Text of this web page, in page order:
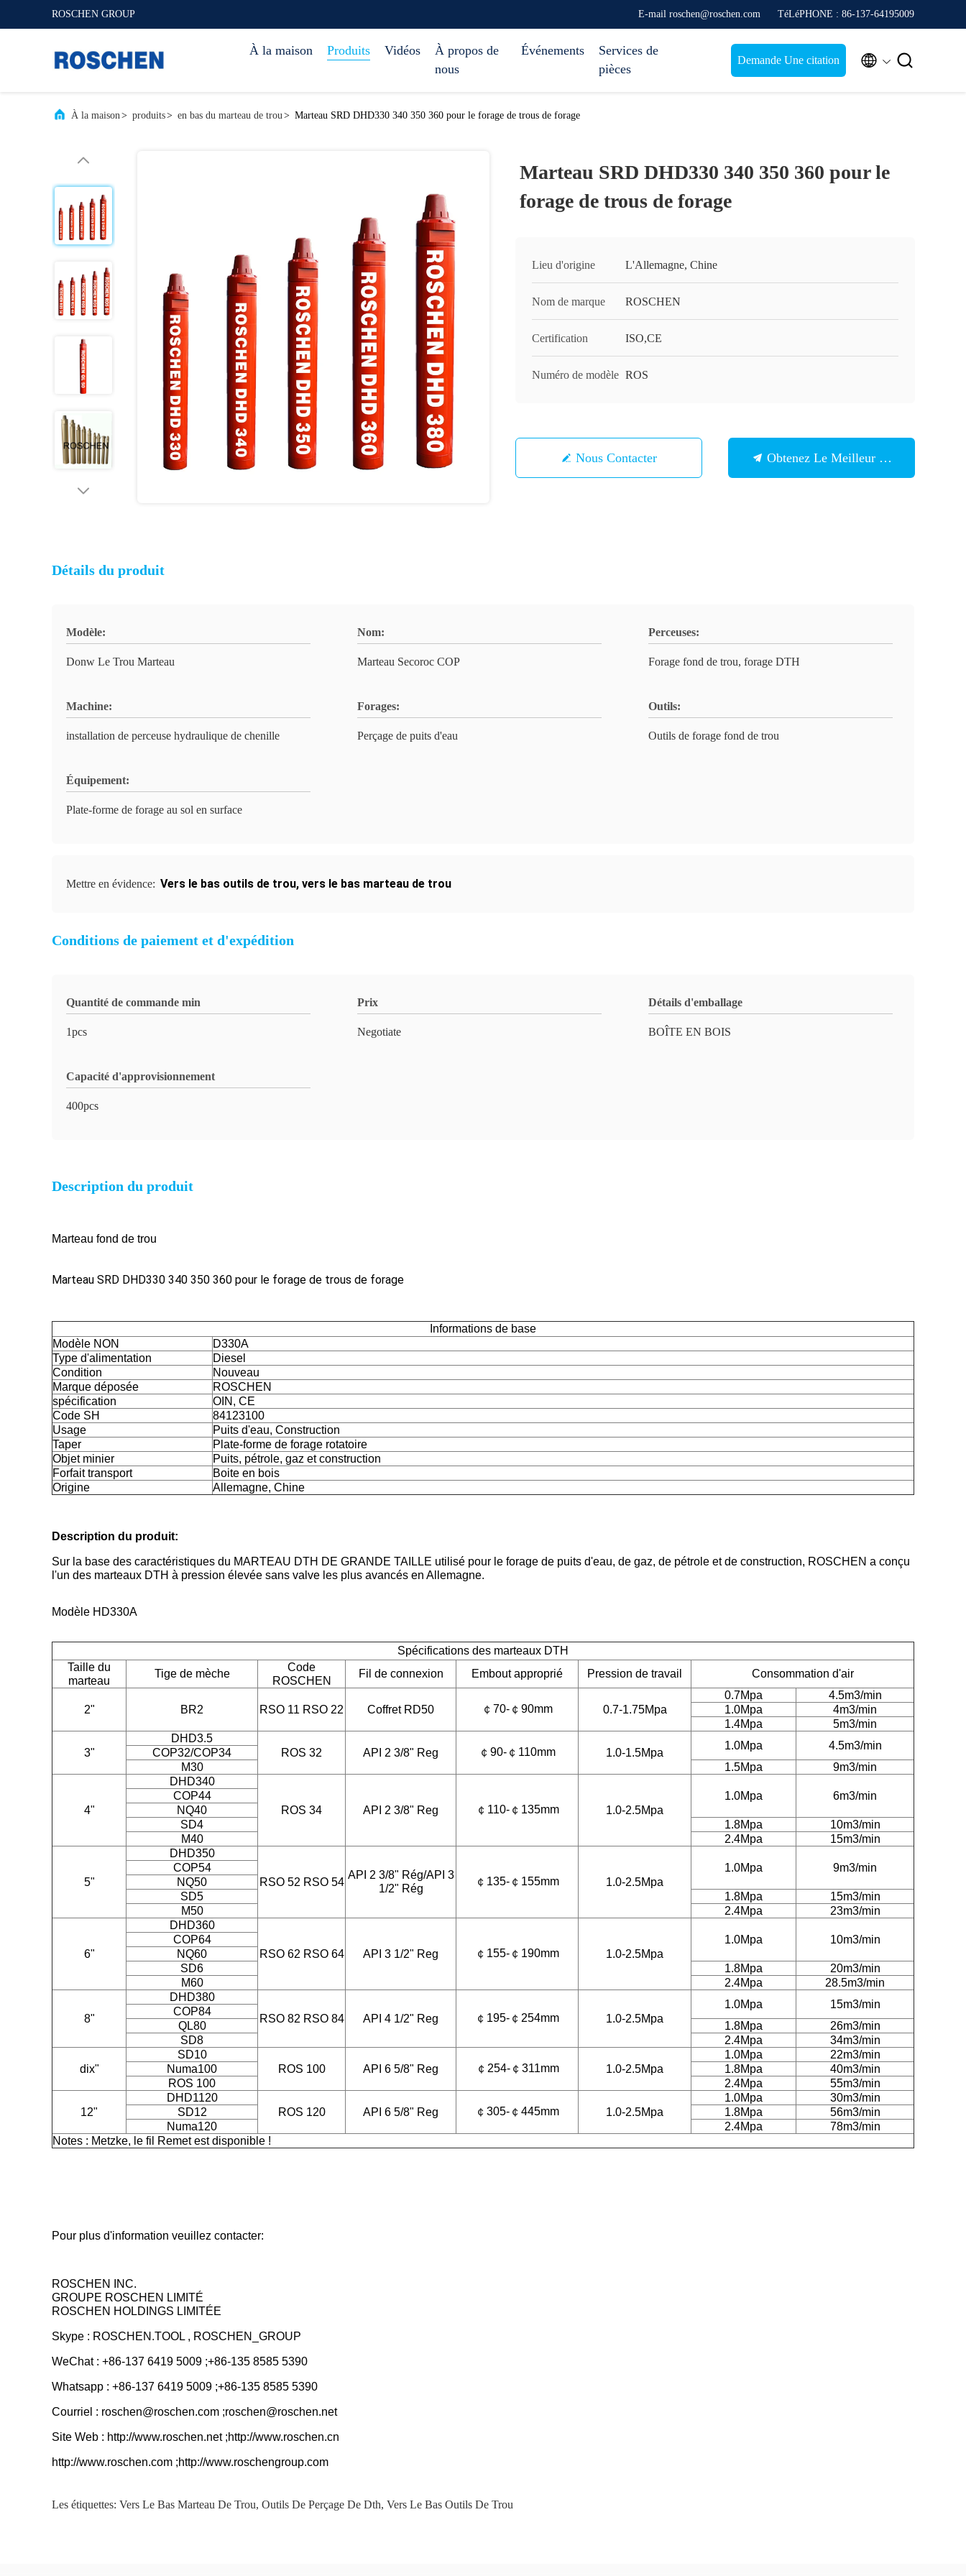
ROSCHEN GROUP E-mail roschen@roschen.com TéLéPHONE : 86-137-64195009
À la maison Produits Vidéos
À propos de
nous
Événements
Services de
pièces
Demande Une citation  
À la maison> produits> en bas du marteau de trou> Marteau SRD DHD330 340 350 360 pour le forage de trous de forage
Marteau SRD DHD330 340 350 360 pour le
forage de trous de forage
Lieu d'origine L'Allemagne, Chine
Nom de marque ROSCHEN
Certification ISO,CE
Numéro de modèle ROS
Nous Contacter Obtenez Le Meilleur Prix
Détails du produit
Modèle:
Donw Le Trou Marteau
Nom:
Marteau Secoroc COP
Perceuses:
Forage fond de trou, forage DTH
Machine:
installation de perceuse hydraulique de chenille
Forages:
Perçage de puits d'eau
Outils:
Outils de forage fond de trou
Équipement:
Plate-forme de forage au sol en surface
Mettre en évidence: Vers le bas outils de trou, vers le bas marteau de trou
Conditions de paiement et d'expédition
Quantité de commande min
1pcs
Prix
Negotiate
Détails d'emballage
BOÎTE EN BOIS
Capacité d'approvisionnement
400pcs
Description du produit
Marteau fond de trou
Marteau SRD DHD330 340 350 360 pour le forage de trous de forage
Informations de base
Modèle NON
D330A
Type d'alimentation
Diesel
Condition
Nouveau
Marque déposée
ROSCHEN
spécification
OIN, CE
Code SH
84123100
Usage
Puits d'eau, Construction
Taper
Plate-forme de forage rotatoire
Objet minier
Puits, pétrole, gaz et construction
Forfait transport
Boite en bois
Origine
Allemagne, Chine
Description du produit:
Sur la base des caractéristiques du MARTEAU DTH DE GRANDE TAILLE utilisé pour le forage de puits d'eau, de gaz, de pétrole et de construction, ROSCHEN a conçu
l'un des marteaux DTH à pression élevée sans valve les plus avancés en Allemagne.
Modèle HD330A
Spécifications des marteaux DTH
Taille du
marteau
Tige de mèche
Code
ROSCHEN
Fil de connexion Embout approprié Pression de travail Consommation d'air
2" BR2 RSO 11 RSO 22 Coffret RD50 ￠70-￠90mm 0.7-1.75Mpa
0.7Mpa
4.5m3/min
1.0Mpa
4m3/min
1.4Mpa
5m3/min
3"
DHD3.5
ROS 32
API 2 3/8" Reg ￠90-￠110mm 1.0-1.5Mpa
1.0Mpa 4.5m3/min
COP32/COP34
M30
1.5Mpa 9m3/min
4"
DHD340
ROS 34 API 2 3/8" Reg ￠110-￠135mm 1.0-2.5Mpa
1.0Mpa 6m3/min
COP44
NQ40
SD4
1.8Mpa
10m3/min
M40
2.4Mpa 15m3/min
5"
DHD350
RSO 52 RSO 54
API 2 3/8" Rég/API 3
1/2" Rég
￠135-￠155mm 1.0-2.5Mpa
1.0Mpa 9m3/min
COP54
NQ50
SD5
1.8Mpa
15m3/min
M50
2.4Mpa 23m3/min
6"
DHD360
RSO 62 RSO 64 API 3 1/2" Reg ￠155-￠190mm 1.0-2.5Mpa
1.0Mpa 10m3/min
COP64
NQ60
SD6
1.8Mpa
20m3/min
M60
2.4Mpa 28.5m3/min
8"
DHD380
RSO 82 RSO 84
API 4 1/2" Reg ￠195-￠254mm 1.0-2.5Mpa
1.0Mpa 15m3/min
COP84
QL80
1.8Mpa
26m3/min
SD8
2.4Mpa 34m3/min
dix"
SD10
ROS 100
API 6 5/8" Reg ￠254-￠311mm 1.0-2.5Mpa
1.0Mpa
22m3/min
Numa100
1.8Mpa
40m3/min
ROS 100
2.4Mpa 55m3/min
12"
DHD1120
ROS 120
API 6 5/8" Reg ￠305-￠445mm 1.0-2.5Mpa
1.0Mpa
30m3/min
SD12
1.8Mpa
56m3/min
Numa120
2.4Mpa
78m3/min
Notes : Metzke, le fil Remet est disponible !
Pour plus d'information veuillez contacter:
ROSCHEN INC.
GROUPE ROSCHEN LIMITÉ
ROSCHEN HOLDINGS LIMITÉE
Skype : ROSCHEN.TOOL , ROSCHEN_GROUP
WeChat : +86-137 6419 5009 ;+86-135 8585 5390
Whatsapp : +86-137 6419 5009 ;+86-135 8585 5390
Courriel : roschen@roschen.com ;roschen@roschen.net
Site Web : http://www.roschen.net ;http://www.roschen.cn
http://www.roschen.com ;http://www.roschengroup.com
Les étiquettes: Vers Le Bas Marteau De Trou, Outils De Perçage De Dth, Vers Le Bas Outils De Trou